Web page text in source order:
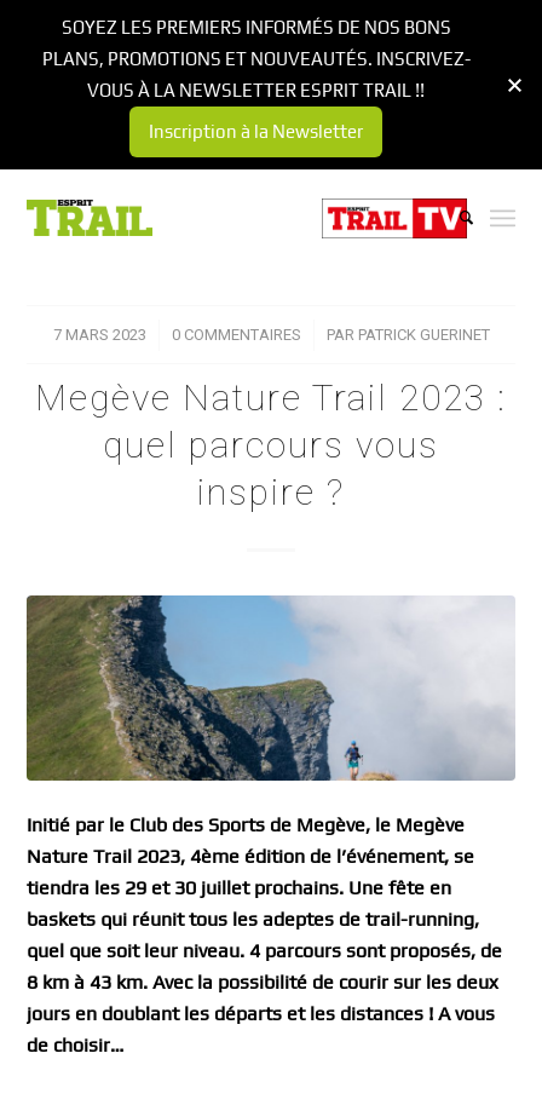
7 MARS 2023
/ 0 COMMENTAIRES
/ PAR PATRICK GUERINET
Megève Nature Trail 2023 :
quel parcours vous
inspire ?
Initié par le Club des Sports de Megève, le Megève
Nature Trail 2023, 4ème édition de l’événement, se
tiendra les 29 et 30 juillet prochains. Une fête en
baskets qui réunit tous les adeptes de trail-running,
quel que soit leur niveau. 4 parcours sont proposés, de
8 km à 43 km. Avec la possibilité de courir sur les deux
jours en doublant les départs et les distances ! A vous
de choisir…
SOYEZ LES PREMIERS INFORMÉS DE NOS BONS
PLANS, PROMOTIONS ET NOUVEAUTÉS. INSCRIVEZ-
VOUS À LA NEWSLETTER ESPRIT TRAIL !!
Inscription à la Newsletter